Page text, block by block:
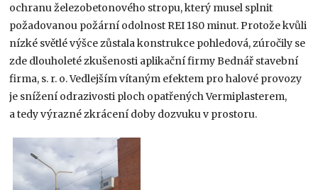
ochranu železobetonového stropu, který musel splnit
požadovanou požární odolnost REI 180 minut. Protože kvůli
nízké světlé výšce zůstala konstrukce pohledová, zúročily se
zde dlouholeté zkušenosti aplikační firmy Bednář stavební
firma, s. r. o. Vedlejším vítaným efektem pro halové provozy
je snížení odrazivosti ploch opatřených Vermiplasterem,
a tedy výrazné zkrácení doby dozvuku v prostoru.